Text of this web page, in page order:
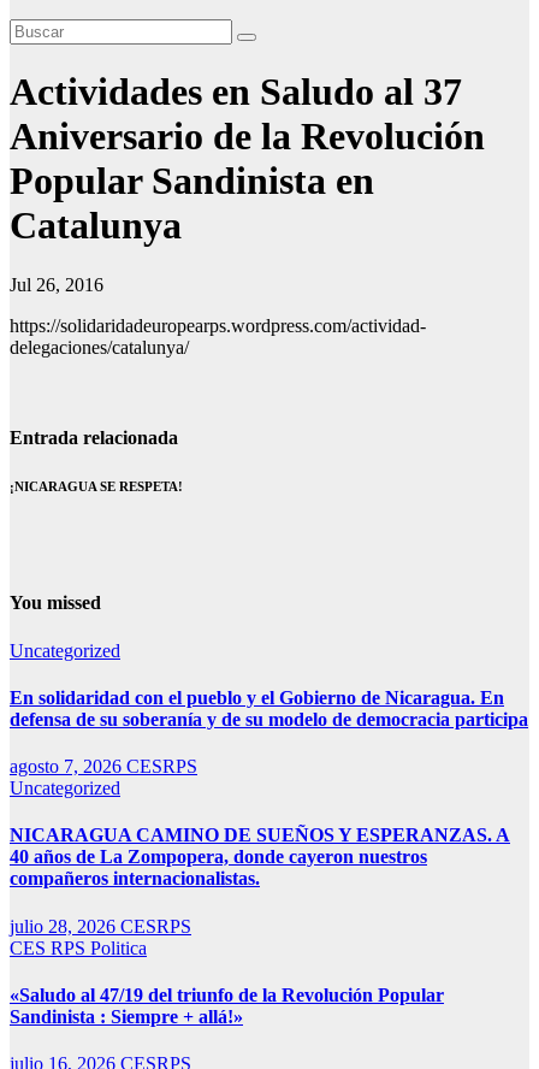
Actividades en Saludo al 37
Aniversario de la Revolución
Popular Sandinista en
Catalunya
Jul 26, 2016
https://solidaridadeuropearps.wordpress.com/actividad-
delegaciones/catalunya/
Entrada relacionada
¡NICARAGUA SE RESPETA!
You missed
Uncategorized
En solidaridad con el pueblo y el Gobierno de Nicaragua. En
defensa de su soberanía y de su modelo de democracia participa
agosto 7, 2026 CESRPS
Uncategorized
NICARAGUA CAMINO DE SUEÑOS Y ESPERANZAS. A
40 años de La Zompopera, donde cayeron nuestros
compañeros internacionalistas.
julio 28, 2026 CESRPS
CES RPS Politica
«Saludo al 47/19 del triunfo de la Revolución Popular
Sandinista : Siempre + allá!»
julio 16, 2026 CESRPS